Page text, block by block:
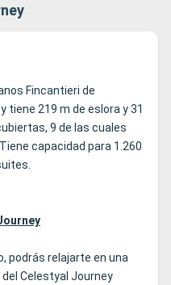
Fincantieri de
tiene 219 m de eslora y 31
9 de las cuales
capacidad para 1.260
podrás relajarte en una
Celestyal Journey